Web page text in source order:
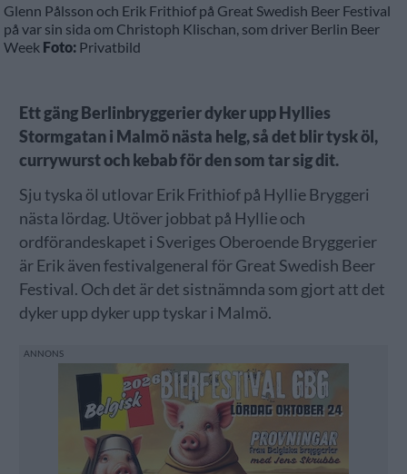
Glenn Pålsson och Erik Frithiof på Great Swedish Beer Festival
på var sin sida om Christoph Klischan, som driver Berlin Beer
Week Foto: Privatbild
Ett gäng Berlinbryggerier dyker upp Hyllies
Stormgatan i Malmö nästa helg, så det blir tysk öl,
currywurst och kebab för den som tar sig dit.
Sju tyska öl utlovar Erik Frithiof på Hyllie Bryggeri
nästa lördag. Utöver jobbat på Hyllie och
ordförandeskapet i Sveriges Oberoende Bryggerier
är Erik även festivalgeneral för Great Swedish Beer
Festival. Och det är det sistnämnda som gjort att det
dyker upp dyker upp tyskar i Malmö.